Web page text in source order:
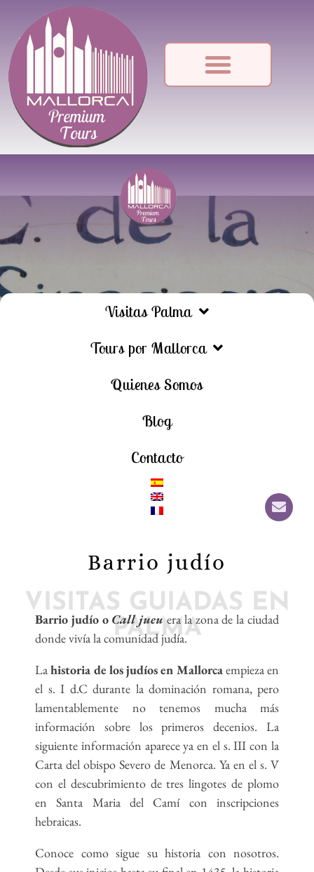
Visitas Palma
Tours por Mallorca
Quienes Somos
Blog
Contacto
Barrio Judío
Mallorca Premium Tours
Barrio judío
VISITAS GUIADAS EN
PALMA
Barrio judío o Call jueuera la zona de la ciudad
donde vivía la comunidad judía.
Lahistoria de los judíos en Mallorcaempieza en
el s. I d.C durante la dominación romana, pero
lamentablemente no tenemos mucha más
información sobre los primeros decenios. La
siguiente información aparece ya en el s. III con la
Carta del obispo Severo de Menorca. Ya en el s. V
con el descubrimiento de tres lingotes de plomo
en Santa Maria del Camí con inscripciones
hebraicas.
Conoce como sigue su historia con nosotros.